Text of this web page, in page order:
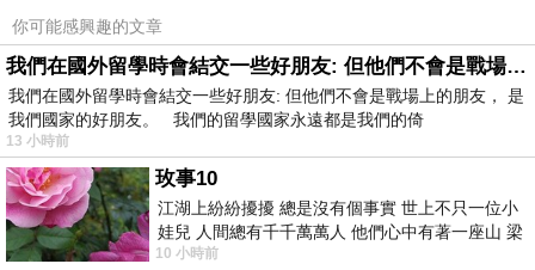
悄悄然
怯羞羞的萬紫千紅
笑得紅豔豔
等待溫柔的蝶吻
吻出生命裡響亮亮、燦燦然
最絢爛的春天
你可能感興趣的文章
我們在國外留學時會結交一些好朋友: 但他們不會是戰場上的朋友
我們在國外留學時會結交一些好朋友: 但他們不會是戰場上的朋友， 是
我們國家的好朋友。 我們的留學國家永遠都是我們的倚
13 小時前
玫事10
江湖上紛紛擾擾 總是沒有個事實 世上不只一位小
娃兒 人間總有千千萬萬人 他們心中有著一座山 梁
山佛山泰華衡恆嵩 一山之高
10 小時前